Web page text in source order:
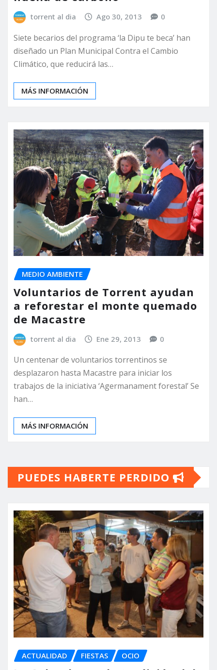
torrent al dia Ago 30, 2013 0
Siete becarios del programa ‘la Dipu te beca’ han
diseñado un Plan Municipal Contra el Cambio
Climático, que reducirá las…
MÁS INFORMACIÓN
MEDIO AMBIENTE
Voluntarios de Torrent ayudan
a reforestar el monte quemado
de Macastre
torrent al dia Ene 29, 2013 0
Un centenar de voluntarios torrentinos se
desplazaron hasta Macastre para iniciar los
trabajos de la iniciativa ‘Agermanament forestal’ Se
han…
MÁS INFORMACIÓN
PUEDES HABERTE PERDIDO
ACTUALIDAD FIESTAS OCIO